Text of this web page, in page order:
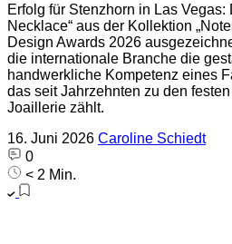
Erfolg für Stenzhorn in Las Vegas:
Necklace“ aus der Kollektion
Design Awards 2026
die internationale Branche die
handwerkliche Kompetenz eines
das seit Jahrzehnten zu den
Joaillerie zählt.
16. Juni 2026 Caroline Schiedt
0
< 2 Min.